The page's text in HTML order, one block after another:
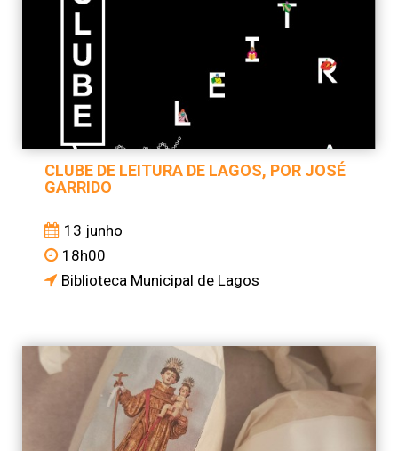
CLUBE DE LEITURA DE LAGOS, POR JOSÉ
GARRIDO
13 junho
18h00
Biblioteca Municipal de Lagos